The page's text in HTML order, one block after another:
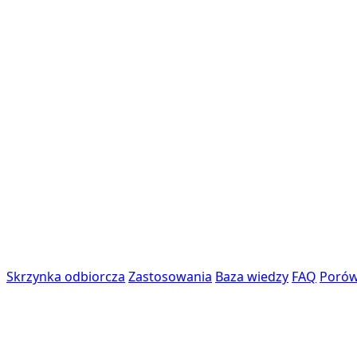
Skrzynka odbiorcza Zastosowania Baza wiedzy FAQ